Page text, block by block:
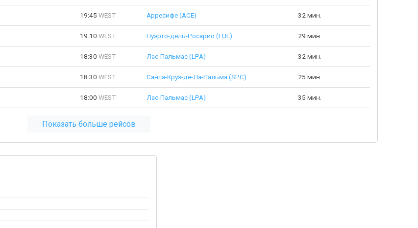
19:45 WEST Арресифе (ACE) 32 мин.
19:10 WEST Пуэрто-дель-Росарио (FUE) 29 мин.
18:30 WEST Лас-Пальмас (LPA) 32 мин.
18:30 WEST Санта-Круз-де-Ла-Пальма (SPC) 25 мин.
18:00 WEST Лас-Пальмас (LPA) 35 мин.
Показать больше рейсов